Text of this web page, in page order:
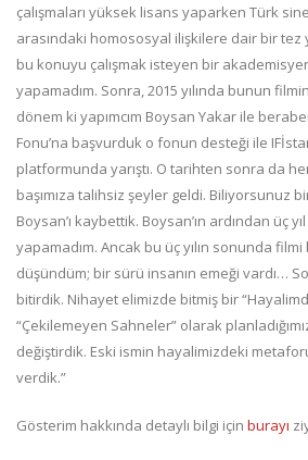
çalışmaları yüksek lisans yaparken Türk
arasındaki homososyal ilişkilere dair bir
bu konuyu çalışmak isteyen bir
yapamadım. Sonra, 2015 yılında bunun
dönem ki yapımcım Boysan Yakar ile
Fonu’na başvurduk o fonun desteği ile
platformunda yarıştı. O tarihten sonra da
başımıza talihsiz şeyler geldi. Biliyorsunuz
Boysan’ı kaybettik. Boysan’ın ardından üç
yapamadım. Ancak bu üç yılın sonunda
düşündüm; bir sürü insanın emeği vardı…
bitirdik. Nihayet elimizde bitmiş bir
“Çekilemeyen Sahneler” olarak
değiştirdik. Eski ismin hayalimizdeki
verdik.”
Gösterim hakkında detaylı bilgi için burayı